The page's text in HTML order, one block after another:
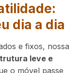
dia a dia
e fixos, nossa
leve e
o móvel passe